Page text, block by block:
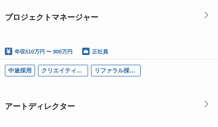
プロジェクトマネージャー
年収510万円 〜 900万円 正社員
中途採用 クリエイティブ職 リファラル採用可
アートディレクター